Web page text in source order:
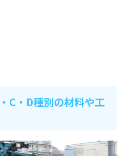
C・D種別の材料や工